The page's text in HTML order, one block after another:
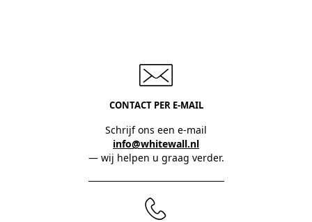
CONTACT PER E-MAIL
Schrijf ons een e-mail
info@whitewall.nl
— wij helpen u graag verder.